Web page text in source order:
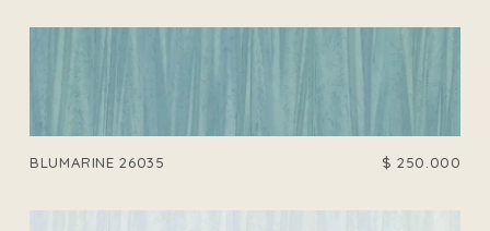
BLUMARINE 26035 $ 250.000